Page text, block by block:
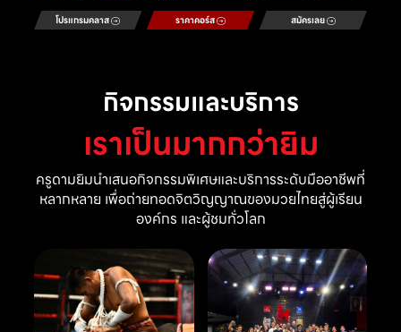
โปรแกรมคลาส ราคาคอร์ส สมัครเลย
กิจกรรมและบริการ
เราเป็นมากกว่ายิม
ครูดามยิมนำเสนอกิจกรรมพิเศษและบริการระดับมืออาชีพที่
หลากหลาย เพื่อถ่ายทอดจิตวิญญาณของมวยไทยสู่ผู้เรียน
องค์กร และผู้ชมทั่วโลก